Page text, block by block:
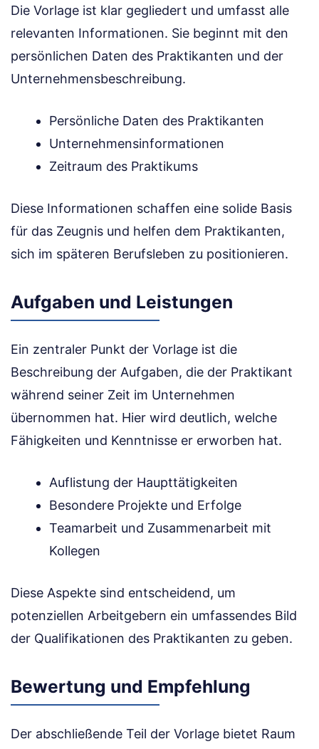
Die Vorlage ist klar gegliedert und umfasst alle
relevanten Informationen. Sie beginnt mit den
persönlichen Daten des Praktikanten und der
Unternehmensbeschreibung.
Persönliche Daten des Praktikanten
Unternehmensinformationen
Zeitraum des Praktikums
Diese Informationen schaffen eine solide Basis
für das Zeugnis und helfen dem Praktikanten,
sich im späteren Berufsleben zu positionieren.
Aufgaben und Leistungen
Ein zentraler Punkt der Vorlage ist die
Beschreibung der Aufgaben, die der Praktikant
während seiner Zeit im Unternehmen
übernommen hat. Hier wird deutlich, welche
Fähigkeiten und Kenntnisse er erworben hat.
Auflistung der Haupttätigkeiten
Besondere Projekte und Erfolge
Teamarbeit und Zusammenarbeit mit
Kollegen
Diese Aspekte sind entscheidend, um
potenziellen Arbeitgebern ein umfassendes Bild
der Qualifikationen des Praktikanten zu geben.
Bewertung und Empfehlung
Der abschließende Teil der Vorlage bietet Raum